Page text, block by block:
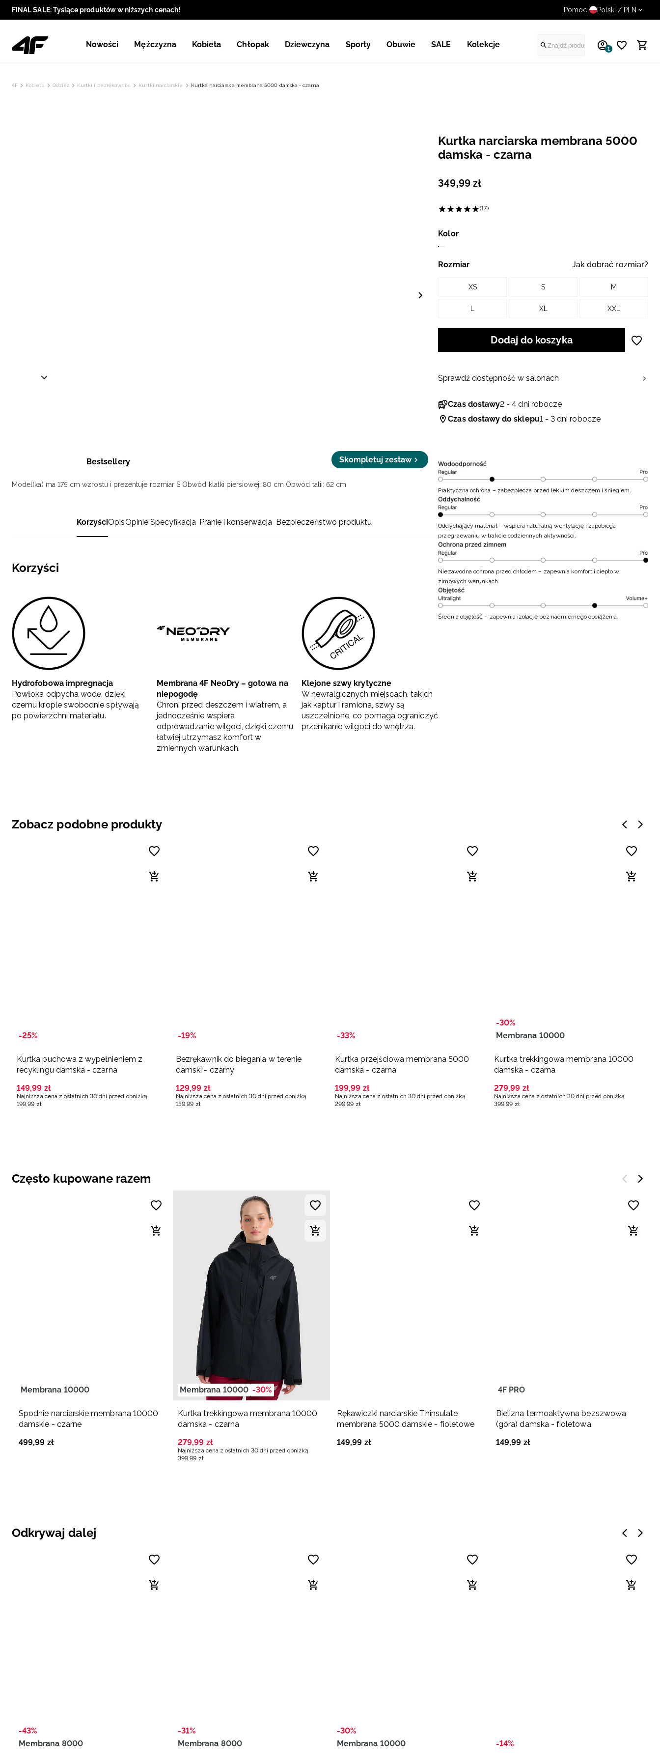
FINAL SALE: Tysiące produktów w niższych cenach! UWAGA NA FAŁSZYWE
Pomoc Polski / PLN
Nowości Mężczyzna Kobieta Chłopak Dziewczyna Sporty Obuwie SALE Kolekcje 1
4F Kobieta Odzież Kurtki i bezrękawniki Kurtki narciarskie Kurtka narciarska membrana 5000 damska - czarna
Bestsellery Skompletuj zestaw
Model(ka) ma 175 cm wzrostu i prezentuje rozmiar S Obwód klatki piersiowej: 80 cm Obwód talii: 62 cm
KorzyściOpisOpinie Specyfikacja Pranie i konserwacja Bezpieczeństwo produktu
Korzyści
Hydrofobowa impregnacja
Powłoka odpycha wodę, dzięki
czemu krople swobodnie spływają
po powierzchni materiału.
Membrana 4F NeoDry – gotowa na
niepogodę
Chroni przed deszczem i wiatrem, a
jednocześnie wspiera
odprowadzanie wilgoci, dzięki czemu
łatwiej utrzymasz komfort w
zmiennych warunkach.
Klejone szwy krytyczne
W newralgicznych miejscach, takich
jak kaptur i ramiona, szwy są
uszczelnione, co pomaga ograniczyć
przenikanie wilgoci do wnętrza.
Kurtka narciarska membrana 5000
damska - czarna
349,99 zł
(17)
Kolor
Rozmiar Jak dobrać rozmiar?
XS S M
XL XXL
Dodaj do koszyka
Czas dostawy2 - 4 dni robocze
Czas dostawy do sklepu1 - 3 dni robocze
Sprawdź dostępność w salonach
Praktyczna ochrona – zabezpiecza przed lekkim deszczem i śniegiem.
Oddychający materiał – wspiera naturalną wentylację i zapobiega
przegrzewaniu w trakcie codziennych aktywności.
Niezawodna ochrona przed chłodem – zapewnia komfort i ciepło w
zimowych warunkach.
Średnia objętość – zapewnia izolację bez nadmiernego obciążenia.
Zobacz podobne produkty
-25%
Kurtka puchowa z wypełnieniem z
recyklingu damska - czarna
149,99 zł
Najniższa cena z ostatnich 30 dni przed obniżką
199,99 zł
-19%
Bezrękawnik do biegania w terenie
damski - czarny
129,99 zł
Najniższa cena z ostatnich 30 dni przed obniżką
159,99 zł
-33%
Kurtka przejściowa membrana 5000
damska - czarna
199,99 zł
Najniższa cena z ostatnich 30 dni przed obniżką
299,99 zł
-30%
Membrana 10000
Kurtka trekkingowa membrana 10000
damska - czarna
279,99 zł
Najniższa cena z ostatnich 30 dni przed obniżką
399,99 zł
Często kupowane razem
Membrana 10000
Spodnie narciarskie membrana 10000
damskie - czarne
499,99 zł
Membrana 10000 -30%
Kurtka trekkingowa membrana 10000
damska - czarna
279,99 zł
Najniższa cena z ostatnich 30 dni przed obniżką
399 ,99 zł
Rękawiczki narciarskie Thinsulate
membrana 5000 damskie - fioletowe
149,99 zł
4F PRO
Bielizna termoaktywna bezszwowa
(góra) damska - fioletowa
149,99 zł
Odkrywaj dalej
-43%
Membrana 8000
-31%
Membrana 8000
-30%
Membrana 10000
-14%